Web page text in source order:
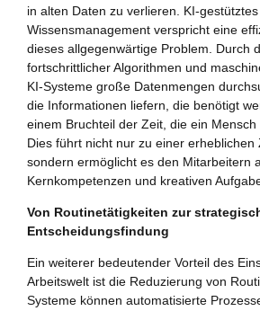
in alten Daten zu verlieren. KI-gestütztes
Wissensmanagement verspricht eine
dieses allgegenwärtige Problem. Durch
fortschrittlicher Algorithmen und
KI-Systeme große Datenmengen
die Informationen liefern, die benötigt
einem Bruchteil der Zeit, die ein Mensch
Dies führt nicht nur zu einer erheblichen
sondern ermöglicht es den Mitarbeitern
Kernkompetenzen und kreativen
Von Routinetätigkeiten zur
Entscheidungsfindung
Ein weiterer bedeutender Vorteil des
Arbeitswelt ist die Reduzierung von
Systeme können automatisierte